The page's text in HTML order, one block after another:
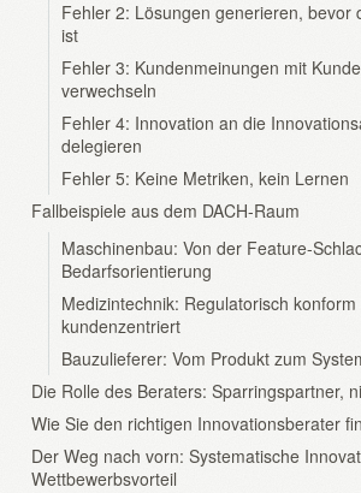
Fehler 2: Lösungen generieren, bevor
ist
Fehler 3: Kundenmeinungen mit
verwechseln
Fehler 4: Innovation an die
delegieren
Fehler 5: Keine Metriken, kein Lernen
Fallbeispiele aus dem DACH-Raum
Maschinenbau: Von der Feature-
Bedarfsorientierung
Medizintechnik: Regulatorisch konform
kundenzentriert
Bauzulieferer: Vom Produkt zum
Die Rolle des Beraters: Sparringspartner,
Wie Sie den richtigen Innovationsberater
Der Weg nach vorn: Systematische
Wettbewerbsvorteil